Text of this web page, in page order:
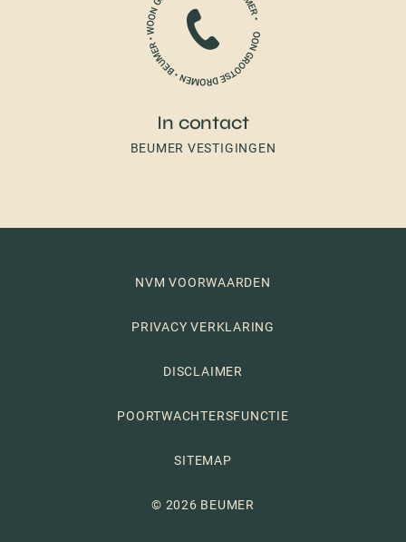
In contact
BEUMER VESTIGINGEN
NVM VOORWAARDEN
PRIVACY VERKLARING
DISCLAIMER
POORTWACHTERSFUNCTIE
SITEMAP
© 2026 BEUMER